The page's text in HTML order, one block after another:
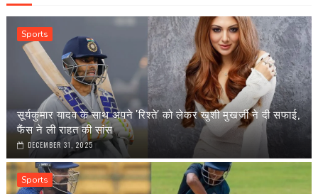
Sports
सूर्यकुमार यादव के साथ अपने 'रिश्ते' को लेकर खुशी मुखर्जी ने दी सफाई,
फैंस ने ली राहत की सांस
DECEMBER 31, 2025
Sports